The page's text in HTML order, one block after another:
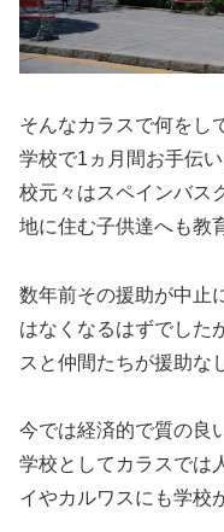
そんなカラスで何をし
学校で1ヵ月間お手伝
校元々はスペインバス
地に住む子供達へも教
数年前その援助が中止
はなくなるはずでした
スと仲間たちが援助な
今では経済的で質の良
学校としてカラスでは
イやカルワスにも学校